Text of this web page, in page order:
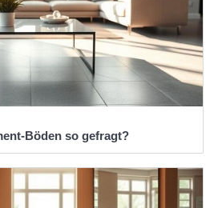
Böden so gefragt?